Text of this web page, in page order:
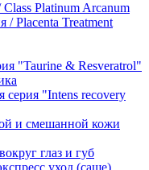
Platinum Arcanum
/ Placenta Treatment
"Taurine & Resveratrol"
серия "Intens recovery
и смешанной кожи
глаз и губ
уход (саше)